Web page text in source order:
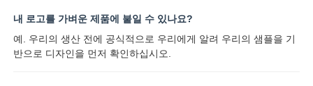
내 로고를 가벼운 제품에 붙일 수 있나요?
예. 우리의 생산 전에 공식적으로 우리에게 알려 우리의 샘플을 기
반으로 디자인을 먼저 확인하십시오.